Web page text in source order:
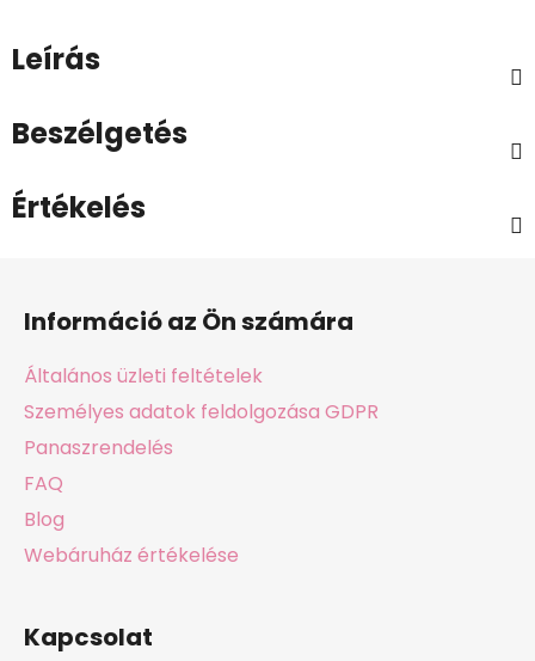
Leírás
Beszélgetés
Értékelés
Információ az Ön számára
Általános üzleti feltételek
Személyes adatok feldolgozása GDPR
Panaszrendelés
FAQ
Blog
Webáruház értékelése
Kapcsolat